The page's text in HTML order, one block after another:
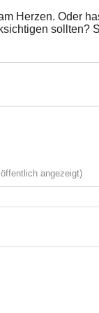
Herzen. Oder
sollten?
angezeigt)